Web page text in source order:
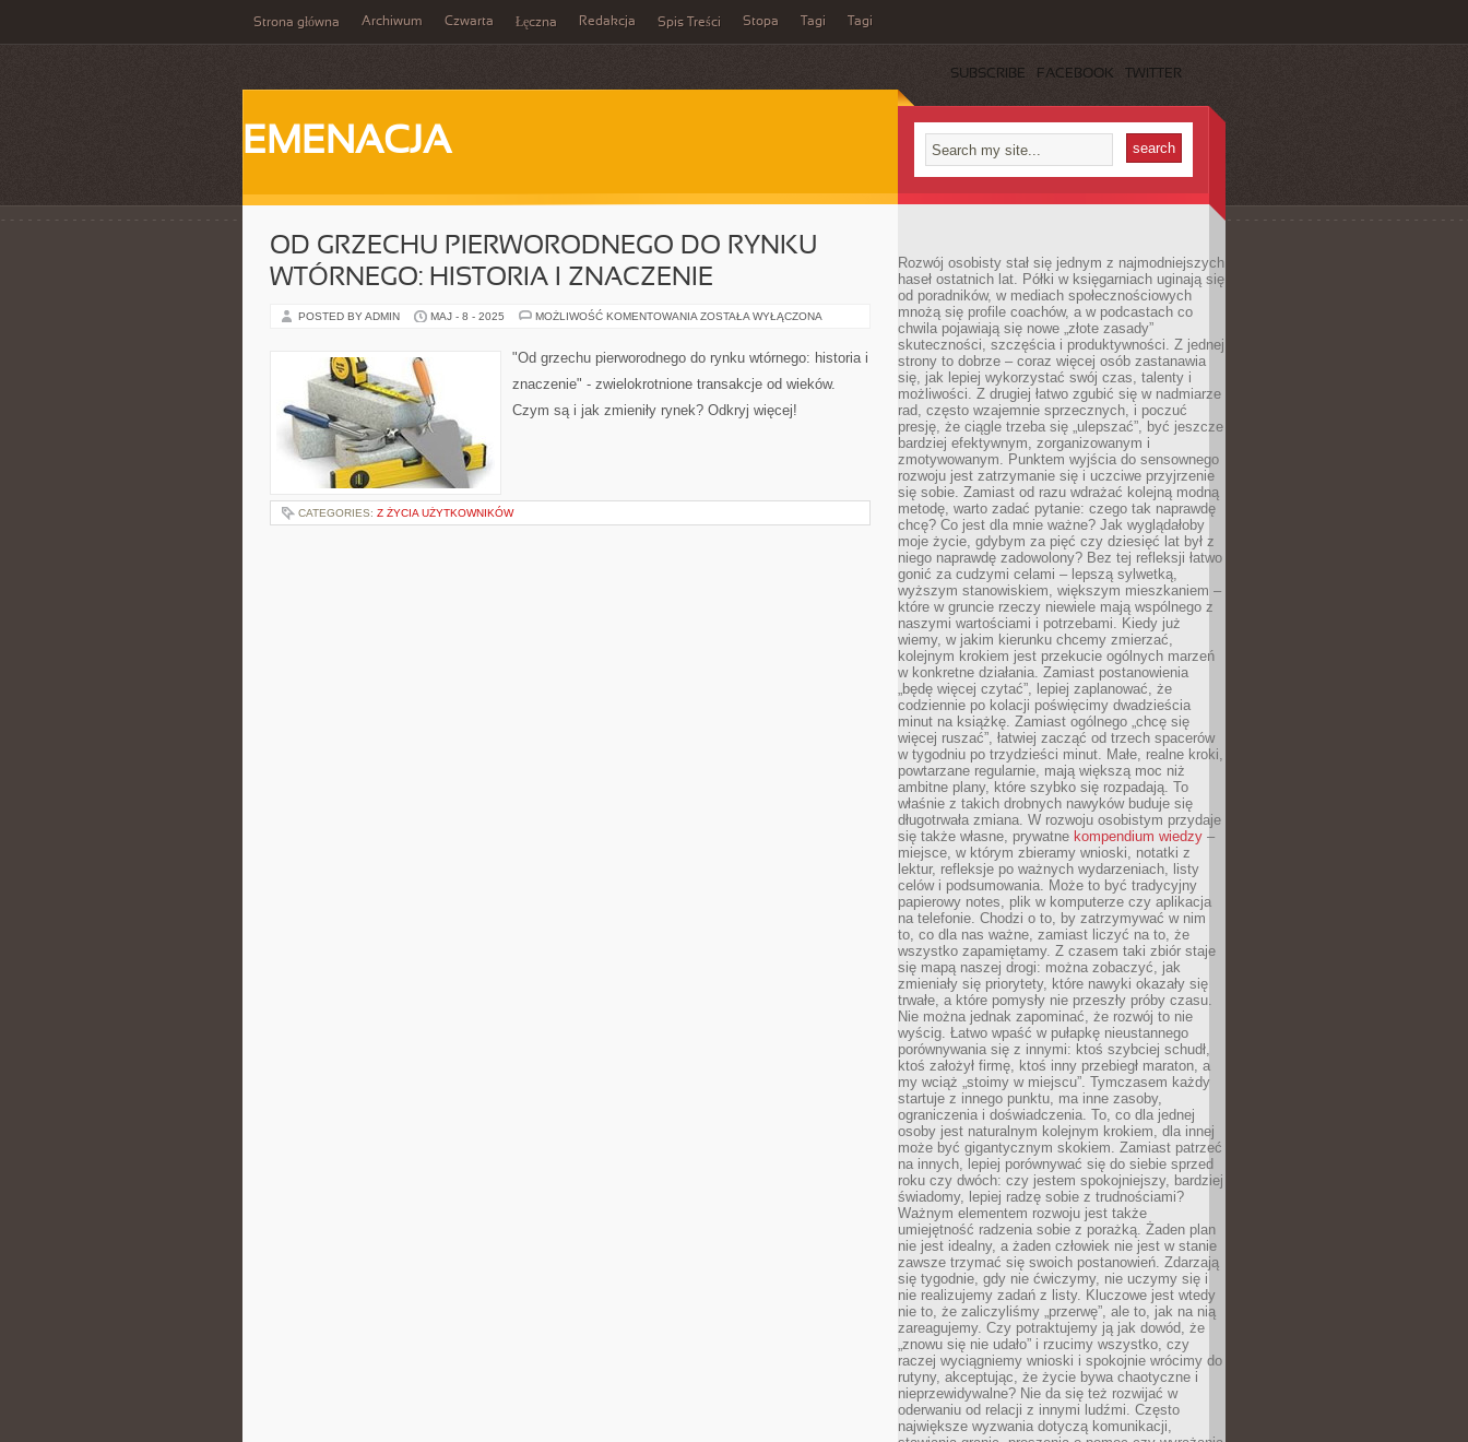
Strona główna Archiwum Czwarta Łęczna Redakcja Spis Treści Stopa Tagi Tagi
SUBSCRIBE FACEBOOK TWITTER
EMENACJA
OD GRZECHU PIERWORODNEGO DO RYNKU
WTÓRNEGO: HISTORIA I ZNACZENIE
POSTED BY ADMIN MAJ - 8 - 2025 MOŻLIWOŚĆ KOMENTOWANIA OD
RYNKU
HISTORIA
ZNACZENIE
ZOSTAŁA WYŁĄCZONA
"Od grzechu pierworodnego do rynku wtórnego: historia i
znaczenie" - zwielokrotnione transakcje od wieków.
Czym są i jak zmieniły rynek? Odkryj więcej!
CATEGORIES: Z ŻYCIA UŻYTKOWNIKÓW
Rozwój osobisty stał się jednym z najmodniejszych
haseł ostatnich lat. Półki w księgarniach uginają się
od poradników, w mediach społecznościowych
mnożą się profile coachów, a w podcastach co
chwila pojawiają się nowe „złote zasady”
skuteczności, szczęścia i produktywności. Z jednej
strony to dobrze – coraz więcej osób zastanawia
się, jak lepiej wykorzystać swój czas, talenty i
możliwości. Z drugiej łatwo zgubić się w nadmiarze
rad, często wzajemnie sprzecznych, i poczuć
presję, że ciągle trzeba się „ulepszać”, być jeszcze
bardziej efektywnym, zorganizowanym i
zmotywowanym. Punktem wyjścia do sensownego
rozwoju jest zatrzymanie się i uczciwe przyjrzenie
się sobie. Zamiast od razu wdrażać kolejną modną
metodę, warto zadać pytanie: czego tak naprawdę
chcę? Co jest dla mnie ważne? Jak wyglądałoby
moje życie, gdybym za pięć czy dziesięć lat był z
niego naprawdę zadowolony? Bez tej refleksji łatwo
gonić za cudzymi celami – lepszą sylwetką,
wyższym stanowiskiem, większym mieszkaniem –
które w gruncie rzeczy niewiele mają wspólnego z
naszymi wartościami i potrzebami. Kiedy już
wiemy, w jakim kierunku chcemy zmierzać,
kolejnym krokiem jest przekucie ogólnych marzeń
w konkretne działania. Zamiast postanowienia
„będę więcej czytać”, lepiej zaplanować, że
codziennie po kolacji poświęcimy dwadzieścia
minut na książkę. Zamiast ogólnego „chcę się
więcej ruszać”, łatwiej zacząć od trzech spacerów
w tygodniu po trzydzieści minut. Małe, realne kroki,
powtarzane regularnie, mają większą moc niż
ambitne plany, które szybko się rozpadają. To
właśnie z takich drobnych nawyków buduje się
długotrwała zmiana. W rozwoju osobistym przydaje
się także własne, prywatne kompendium wiedzy –
miejsce, w którym zbieramy wnioski, notatki z
lektur, refleksje po ważnych wydarzeniach, listy
celów i podsumowania. Może to być tradycyjny
papierowy notes, plik w komputerze czy aplikacja
na telefonie. Chodzi o to, by zatrzymywać w nim
to, co dla nas ważne, zamiast liczyć na to, że
wszystko zapamiętamy. Z czasem taki zbiór staje
się mapą naszej drogi: można zobaczyć, jak
zmieniały się priorytety, które nawyki okazały się
trwałe, a które pomysły nie przeszły próby czasu.
Nie można jednak zapominać, że rozwój to nie
wyścig. Łatwo wpaść w pułapkę nieustannego
porównywania się z innymi: ktoś szybciej schudł,
ktoś założył firmę, ktoś inny przebiegł maraton, a
my wciąż „stoimy w miejscu”. Tymczasem każdy
startuje z innego punktu, ma inne zasoby,
ograniczenia i doświadczenia. To, co dla jednej
osoby jest naturalnym kolejnym krokiem, dla innej
może być gigantycznym skokiem. Zamiast patrzeć
na innych, lepiej porównywać się do siebie sprzed
roku czy dwóch: czy jestem spokojniejszy, bardziej
świadomy, lepiej radzę sobie z trudnościami?
Ważnym elementem rozwoju jest także
umiejętność radzenia sobie z porażką. Żaden plan
nie jest idealny, a żaden człowiek nie jest w stanie
zawsze trzymać się swoich postanowień. Zdarzają
się tygodnie, gdy nie ćwiczymy, nie uczymy się i
nie realizujemy zadań z listy. Kluczowe jest wtedy
nie to, że zaliczyliśmy „przerwę”, ale to, jak na nią
zareagujemy. Czy potraktujemy ją jak dowód, że
„znowu się nie udało” i rzucimy wszystko, czy
raczej wyciągniemy wnioski i spokojnie wrócimy do
rutyny, akceptując, że życie bywa chaotyczne i
nieprzewidywalne? Nie da się też rozwijać w
oderwaniu od relacji z innymi ludźmi. Często
największe wyzwania dotyczą komunikacji,